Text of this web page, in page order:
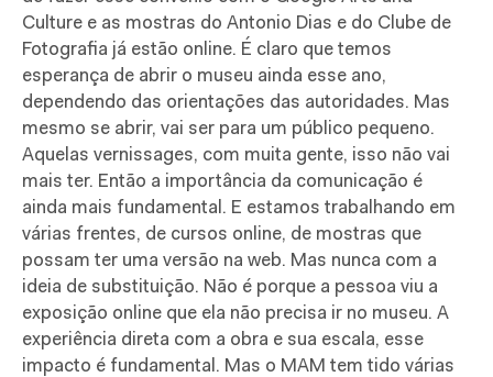
Culture e as mostras do Antonio Dias e do Clube de
Fotografia já estão online. É claro que temos
esperança de abrir o museu ainda esse ano,
dependendo das orientações das autoridades. Mas
mesmo se abrir, vai ser para um público pequeno.
Aquelas vernissages, com muita gente, isso não vai
mais ter. Então a importância da comunicação é
ainda mais fundamental. E estamos trabalhando em
várias frentes, de cursos online, de mostras que
possam ter uma versão na web. Mas nunca com a
ideia de substituição. Não é porque a pessoa viu a
exposição online que ela não precisa ir no museu. A
experiência direta com a obra e sua escala, esse
impacto é fundamental. Mas o MAM tem tido várias